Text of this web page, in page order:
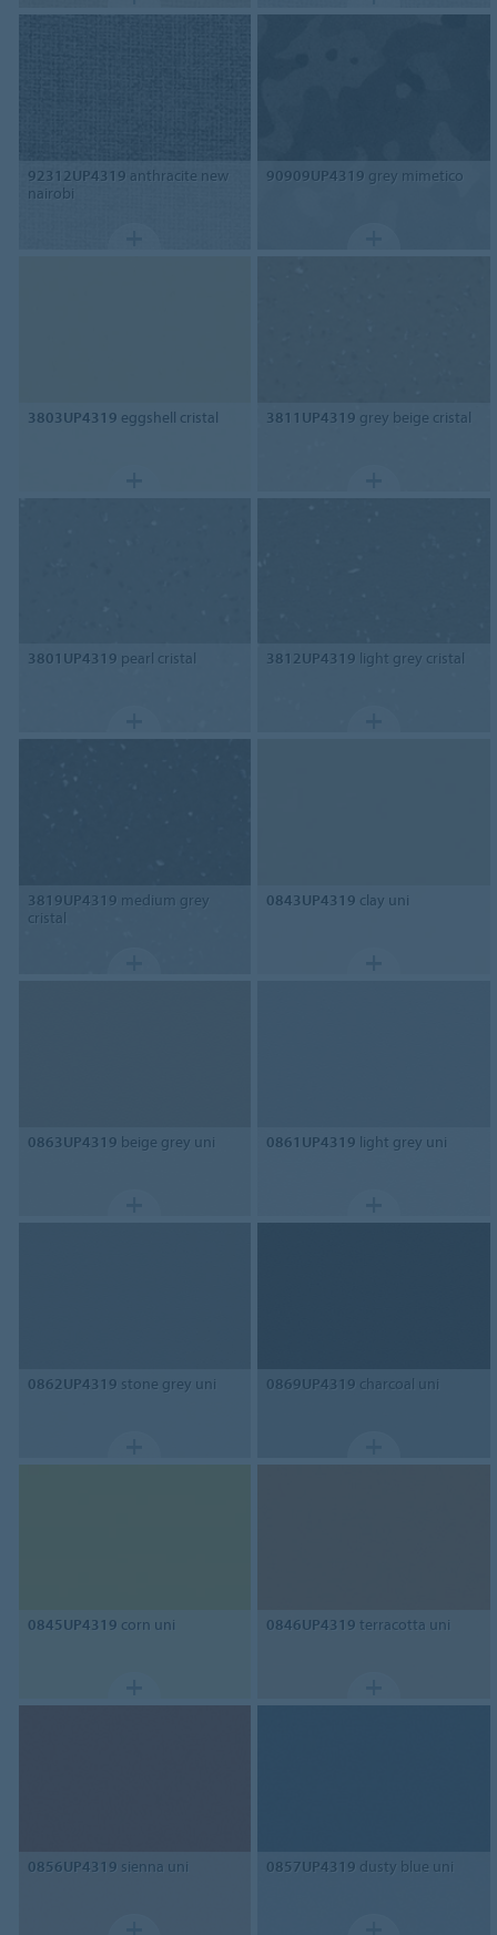
92312UP4319 anthracite new
nairobi
90909UP4319 grey mimetico
3803UP4319 eggshell cristal 3811UP4319 grey beige cristal
3801UP4319 pearl cristal 3812UP4319 light grey cristal
3819UP4319 medium grey
cristal
0843UP4319 clay uni
0863UP4319 beige grey uni 0861UP4319 light grey uni
0862UP4319 stone grey uni 0869UP4319 charcoal uni
0845UP4319 corn uni 0846UP4319 terracotta uni
0856UP4319 sienna uni 0857UP4319 dusty blue uni